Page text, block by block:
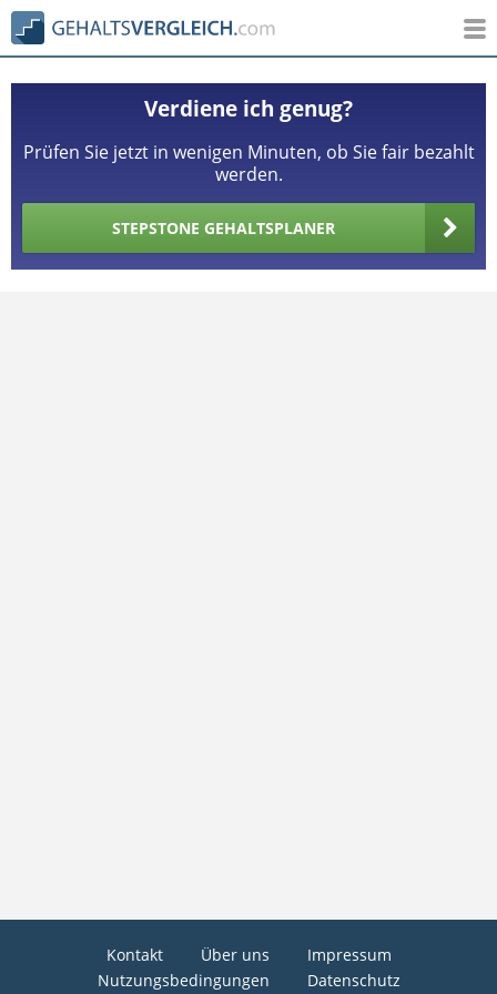
Verdiene ich genug?
Prüfen Sie jetzt in wenigen Minuten, ob Sie fair bezahlt
werden.
STEPSTONE GEHALTSPLANER
Kontakt Über uns
Impressum
Nutzungsbedingungen
Datenschutz